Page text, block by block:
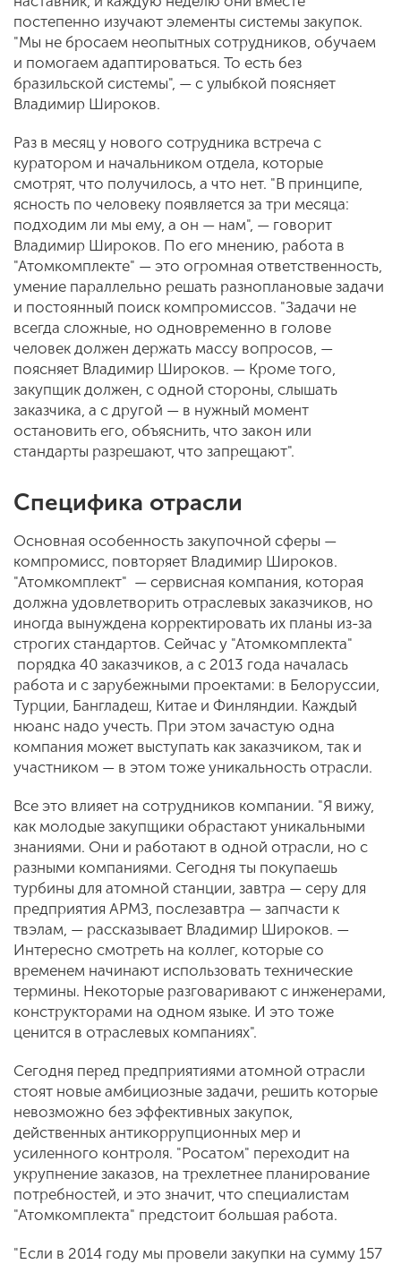
постепенно изучают элементы системы закупок.
"Мы не бросаем неопытных сотрудников, обучаем
и помогаем адаптироваться. То есть без
бразильской системы", — с улыбкой поясняет
Владимир Широков.
Раз в месяц у нового сотрудника встреча с
куратором и начальником отдела, которые
смотрят, что получилось, а что нет. "В принципе,
ясность по человеку появляется за три месяца:
подходим ли мы ему, а он — нам", — говорит
Владимир Широков. По его мнению, работа в
"Атомкомплекте" — это огромная ответственность,
умение параллельно решать разноплановые задачи
и постоянный поиск компромиссов. "Задачи не
всегда сложные, но одновременно в голове
человек должен держать массу вопросов, —
поясняет Владимир Широков. — Кроме того,
закупщик должен, с одной стороны, слышать
заказчика, а с другой — в нужный момент
остановить его, объяснить, что закон или
стандарты разрешают, что запрещают".
Специфика отрасли
Основная особенность закупочной сферы —
компромисс, повторяет Владимир Широков.
"Атомкомплект" — сервисная компания, которая
должна удовлетворить отраслевых заказчиков, но
иногда вынуждена корректировать их планы из-за
строгих стандартов. Сейчас у "Атомкомплекта"
порядка 40 заказчиков, а с 2013 года началась
работа и с зарубежными проектами: в Белоруссии,
Турции, Бангладеш, Китае и Финляндии. Каждый
нюанс надо учесть. При этом зачастую одна
компания может выступать как заказчиком, так и
участником — в этом тоже уникальность отрасли.
Все это влияет на сотрудников компании. "Я вижу,
как молодые закупщики обрастают уникальными
знаниями. Они и работают в одной отрасли, но с
разными компаниями. Сегодня ты покупаешь
турбины для атомной станции, завтра — серу для
предприятия АРМЗ, послезавтра — запчасти к
твэлам, — рассказывает Владимир Широков. —
Интересно смотреть на коллег, которые со
временем начинают использовать технические
термины. Некоторые разговаривают с инженерами,
конструкторами на одном языке. И это тоже
ценится в отраслевых компаниях".
Сегодня перед предприятиями атомной отрасли
стоят новые амбициозные задачи, решить которые
невозможно без эффективных закупок,
действенных антикоррупционных мер и
усиленного контроля. "Росатом" переходит на
укрупнение заказов, на трехлетнее планирование
потребностей, и это значит, что специалистам
"Атомкомплекта" предстоит большая работа.
"Если в 2014 году мы провели закупки на сумму 157